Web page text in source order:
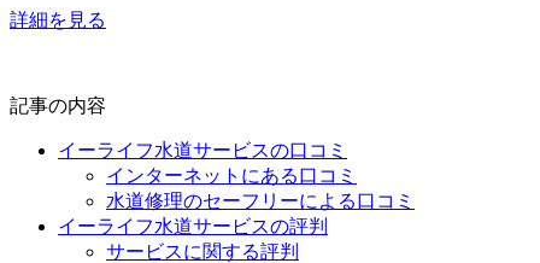
詳細を見る
記事の内容
イーライフ水道サービスの口コミ
インターネットにある口コミ
水道修理のセーフリーによる口コミ
イーライフ水道サービスの評判
サービスに関する評判